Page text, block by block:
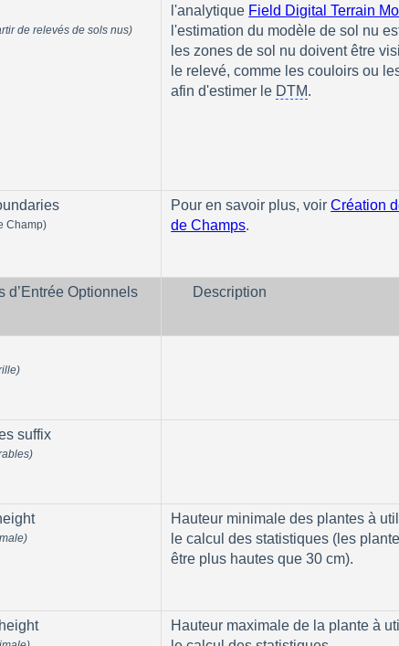
de relevés de sols nus)
l'analytique Field Digital Terrain
l'estimation du modèle de sol nu
les zones de sol nu doivent être
le relevé, comme les couloirs ou
afin d'estimer le DTM.
Champ)
Pour en savoir plus, voir Création
de Champs‍.
d’Entrée Optionnels Description
suffix
Hauteur minimale des plantes à
le calcul des statistiques (les
être plus hautes que 30 cm).
Hauteur maximale de la plante à